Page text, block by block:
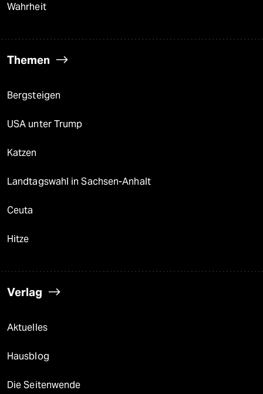
Wahrheit
Themen
Bergsteigen
USA unter Trump
Katzen
Landtagswahl in Sachsen-Anhalt
Ceuta
Hitze
Verlag
Aktuelles
Hausblog
Die Seitenwende